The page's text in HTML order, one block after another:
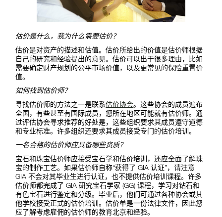
估价是什么，我为什么需要估价？
估价是对资产的描述和估值。估价所给出的价值是估价师根据
自己的研究和经验提出的意见。估价可以出于很多理由，比如
需要确定财产规划的公平市场价值，以及更常见的保险重置价
值。
如何找到估价师？
寻找估价师的方法之一是联系估价协会。这些协会的成员遍布
全国，有些甚至有国际成员，您所在地区可能就有估价师。通
过评估协会寻求推荐的好处是，这些组织要求其成员遵守道德
和专业标准。许多组织还要求其成员接受专门的估价培训。
一名合格的估价师应具备哪些资质？
宝石和珠宝估价师应接受宝石学和估价培训，还应全面了解珠
宝的制作工艺。如果估价师自称“获得了 GIA 认证”，请注意
GIA 不会对其毕业生进行认证，也不提供估价培训课程。许多
估价师都完成了 GIA 研究宝石学家 (GG) 课程，学习对钻石和
有色宝石进行鉴定和分级。毕业后，他们可通过各种协会或其
他学校接受正式的估价培训。估价单是一份法律文件，因此您
应了解考虑雇佣的估价师的教育北京和经验。